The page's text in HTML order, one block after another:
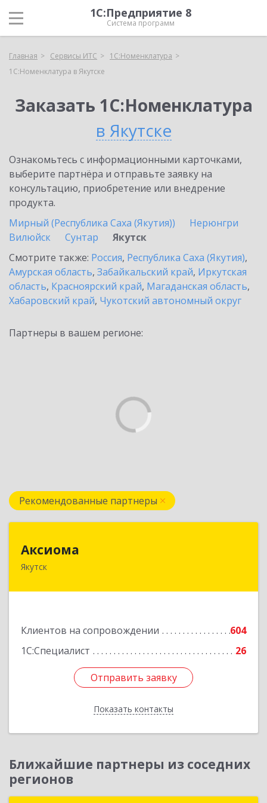
1С:Предприятие 8
Система программ
Главная Сервисы ИТС
1С:Номенклатура
1С:Номенклатура в Якутске
Заказать 1С:Номенклатура
в Якутске
Ознакомьтесь с информационными карточками,
выберите партнёра и отправьте заявку на
консультацию, приобретение или внедрение
продукта.
Мирный (Республика Саха (Якутия))
Нерюнгри
Вилюйск
Сунтар
Якутск
Смотрите также: Россия, Республика Саха (Якутия),
Амурская область, Забайкальский край, Иркутская
область, Красноярский край, Магаданская область,
Хабаровский край, Чукотский автономный округ
Партнеры в вашем регионе:
Рекомендованные партнеры
Аксиома
Якутск
Клиентов на сопровождении
604
1С:Специалист
26
Отправить заявку
Показать контакты
677000, Саха /Якутия/ Респ, Якутск г, Чиряева
Отправить заявку
Назад
Ближайшие партнеры из соседних
регионов